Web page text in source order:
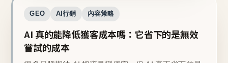
GEO AI行銷 內容策略
AI 真的能降低獲客成本嗎：它省下的是無效
嘗試的成本